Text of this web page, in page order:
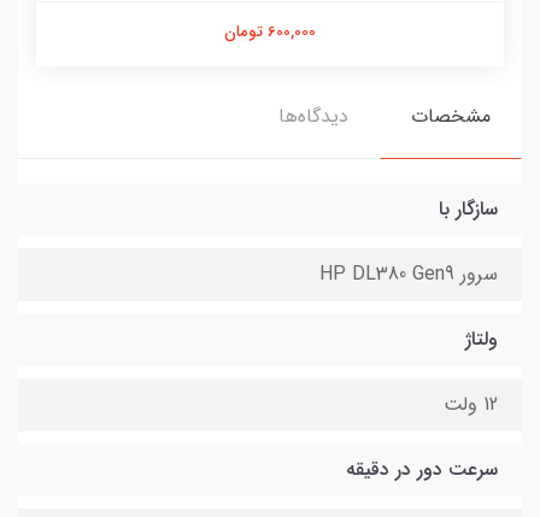
600,000 تومان
مشخصات دیدگاه‌ها
سازگار با
سرور HP DL380 Gen9
ولتاژ
12 ولت
سرعت دور در دقیقه